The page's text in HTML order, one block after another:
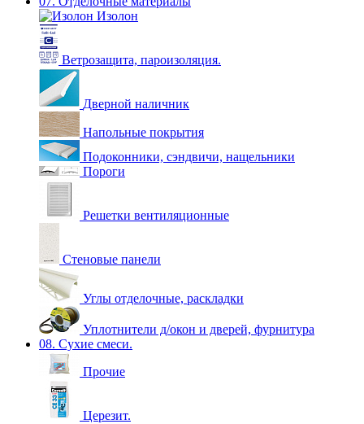
Изолон
Ветрозащита, пароизоляция.
Дверной наличник
Напольные покрытия
Подоконники, сэндвичи, нащельники
Пороги
Решетки вентиляционные
Стеновые панели
Углы отделочные, раскладки
Уплотнители д/окон и дверей, фурнитура
08. Сухие смеси.
Прочие
Церезит.